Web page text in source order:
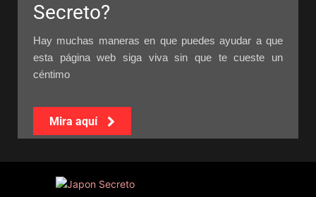
Secreto?
Hay muchas maneras en que puedes ayudar a que
esta página web siga viva sin que te cueste un
céntimo
Mira aquí